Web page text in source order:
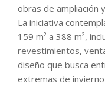
obras de ampliación
La iniciativa
159 m² a 388 m²,
revestimientos,
diseño que busca
extremas de